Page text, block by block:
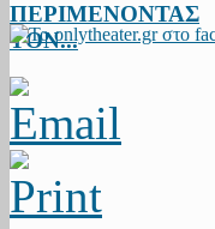
ΠΕΡΙΜΕΝΟΝΤΑΣ
ΤΟΝ...